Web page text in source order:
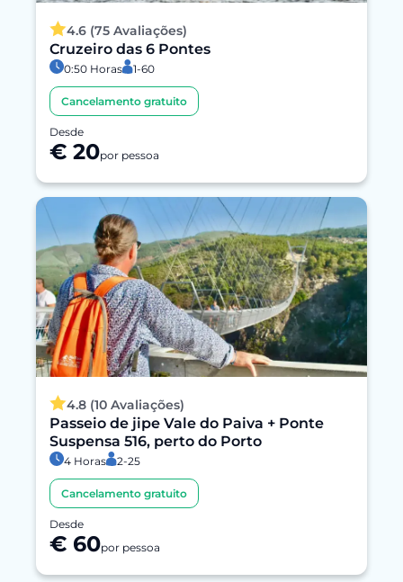
4.6 (75 Avaliações)
Cruzeiro das 6 Pontes
0:50 Horas 1-60
Cancelamento gratuito
Desde
€ 20por pessoa
4.8 (10 Avaliações)
Passeio de jipe Vale do Paiva + Ponte
Suspensa 516, perto do Porto
4 Horas 2-25
Cancelamento gratuito
Desde
€ 60por pessoa